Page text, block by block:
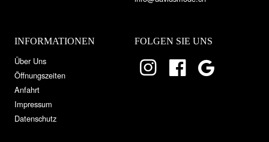
INFORMATIONEN
Über Uns
Öffnungszeiten
Anfahrt
Impressum
Datenschutz
FOLGEN SIE UNS